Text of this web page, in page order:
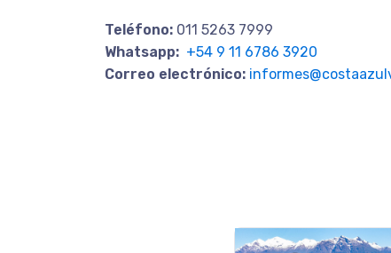
Teléfono: 011 5263 7999
Whatsapp: +54 9 11 6786 3920
Correo electrónico: